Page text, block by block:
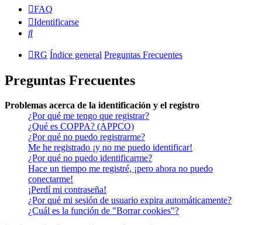
FAQ
Identificarse
Buscar
RG Índice general Preguntas Frecuentes
Preguntas Frecuentes
Problemas acerca de la identificación y el registro
¿Por qué me tengo que registrar?
¿Qué es COPPA? (APPCO)
¿Por qué no puedo registrarme?
Me he registrado ¡y no me puedo identificar!
¿Por qué no puedo identificarme?
Hace un tiempo me registré, ¡pero ahora no puedo
conectarme!
¡Perdí mi contraseña!
¿Por qué mi sesión de usuario expira automáticamente?
¿Cuál es la función de "Borrar cookies"?